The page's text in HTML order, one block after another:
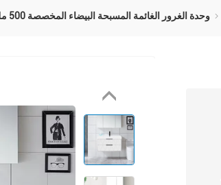
وحدة الغرور الغائمة المسبحة البيضاء المخصصة 500 ملم